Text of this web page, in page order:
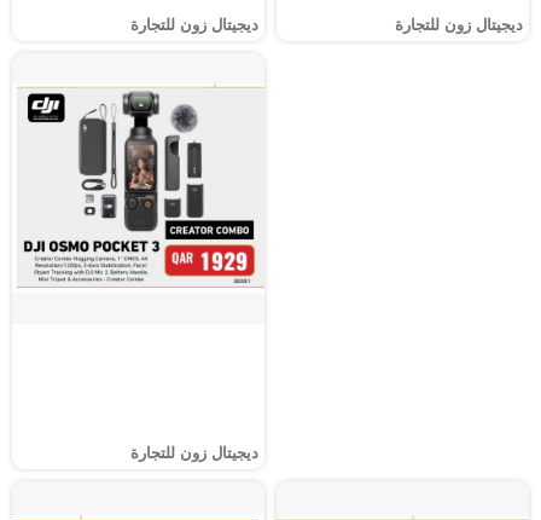
ديجيتال زون للتجارة ديجيتال زون للتجارة
ديجيتال زون للتجارة